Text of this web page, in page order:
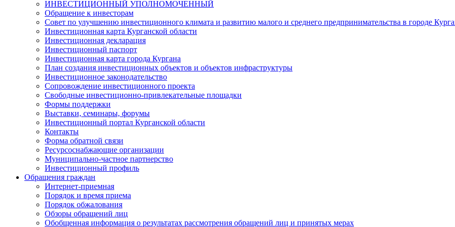
ИНВЕСТИЦИОННЫЙ УПОЛНОМОЧЕННЫЙ
Обращение к инвесторам
Совет по улучшению инвестиционного климата и развитию малого и среднего предпринимательства в городе
Инвестиционная карта Курганской области
Инвестиционная декларация
Инвестиционный паспорт
Инвестиционная карта города Кургана
План создания инвестиционных объектов и объектов инфраструктуры
Инвестиционное законодательство
Сопровождение инвестиционного проекта
Свободные инвестиционно-привлекательные площадки
Формы поддержки
Выставки, семинары, форумы
Инвестиционный портал Курганской области
Контакты
Форма обратной связи
Ресурсоснабжающие организации
Муниципально-частное партнерство
Инвестиционный профиль
Обращения граждан
Интернет-приемная
Порядок и время приема
Порядок обжалования
Обзоры обращений лиц
Обобщенная информация о результатах рассмотрения обращений лиц и принятых мерах